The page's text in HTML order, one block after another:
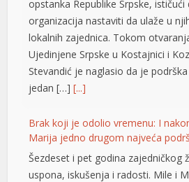
İzle
güncel giriş
opstanka Republike Srpske,
organizacija nastaviti da ulaže u
lokalnih zajednica. Tokom
Ujedinjene Srpske u Kostajnici i
Stevandić je naglasio da je
jedan […][...]
Brak koji je odolio vremenu: I
Marija jedno drugom najveća
Šezdeset i pet godina zajedničkog
uspona, iskušenja i radosti. Mile i